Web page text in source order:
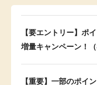
【要エントリー】ポ
増量キャンペーン！
【重要】一部のポイ